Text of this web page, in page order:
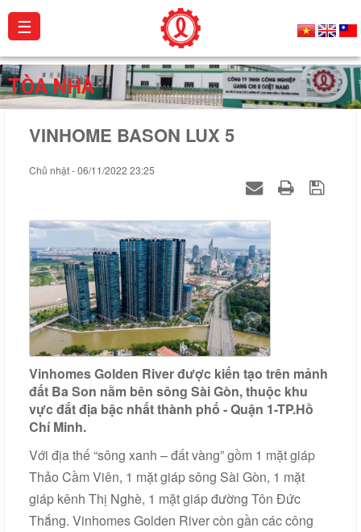
Giới
thiệu
Sản
Hoạt
động
Catalogue
Chứng
chỉ
Liên
hệ
☰
TÒA NHÀ
VINHOME BASON LUX 5
Chủ nhật - 06/11/2022 23:25
Vinhomes Golden River được kiến tạo trên mảnh
đất Ba Son nằm bên sông Sài Gòn, thuộc khu
vực đắt địa bậc nhất thành phố - Quận 1-TP.Hồ
Chí Minh.
Với địa thế “sông xanh – đất vàng” gồm 1 mặt giáp
Thảo Cầm Viên, 1 mặt giáp sông Sài Gòn, 1 mặt
giáp kênh Thị Nghè, 1 mặt giáp đường Tôn Đức
Thắng. Vinhomes Golden River còn gần các công